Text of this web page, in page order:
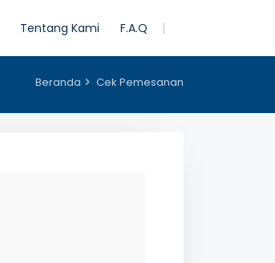
Tentang Kami F.A.Q
Beranda Cek Pemesanan